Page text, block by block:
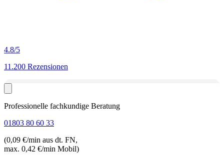
4.8/5
11.200 Rezensionen
Professionelle fachkundige Beratung
01803 80 60 33
(0,09 €/min aus dt. FN,
max. 0,42 €/min Mobil)